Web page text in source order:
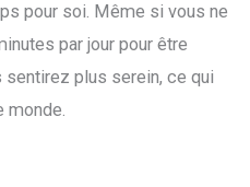
pour soi. Même si vous ne
par jour pour être
plus serein, ce qui
monde.